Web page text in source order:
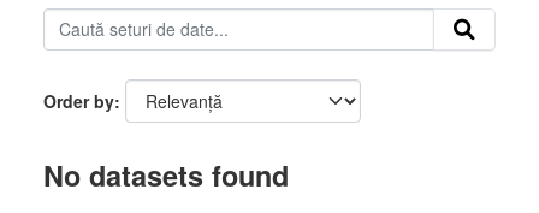
Order by
No datasets found